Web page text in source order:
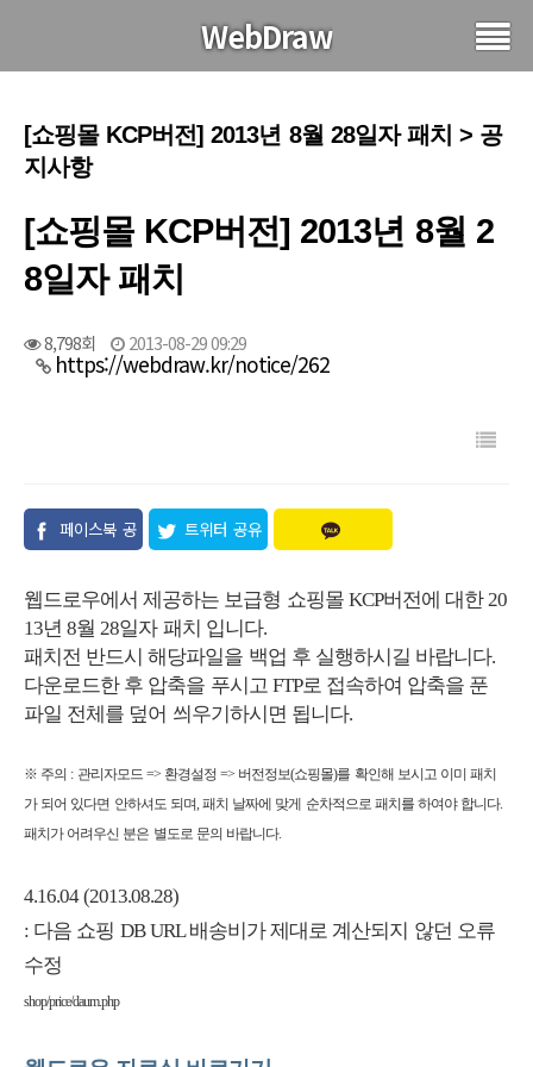
WebDraw
[쇼핑몰 KCP버전] 2013년 8월 28일자 패치 > 공
지사항
[쇼핑몰 KCP버전] 2013년 8월 2
8일자 패치
8,798회 2013-08-29 09:29
https://webdraw.kr/notice/262
페이스북 공
트위터 공유
웹드로우에서 제공하는 보급형 쇼핑몰 KCP버전에 대한 20
13년 8월 28일자 패치 입니다.
패치전 반드시 해당파일을 백업 후 실행하시길 바랍니다.
다운로드한 후 압축을 푸시고 FTP로 접속하여 압축을 푼
파일 전체를 덮어 씌우기하시면 됩니다.
※ 주의 : 관리자모드 => 환경설정 => 버전정보(쇼핑몰)를 확인해 보시고 이미 패치
가 되어 있다면 안하셔도 되며, 패치 날짜에 맞게 순차적으로 패치를 하여야 합니다.
패치가 어려우신 분은 별도로 문의 바랍니다.
4.16.04 (2013.08.28)
: 다음 쇼핑 DB URL 배송비가 제대로 계산되지 않던 오류
수정
shop/price/daum.php